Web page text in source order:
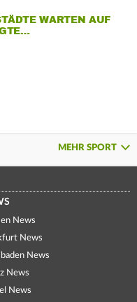
WARTEN AUF
MEHR SPORT
News
News
News
News
News